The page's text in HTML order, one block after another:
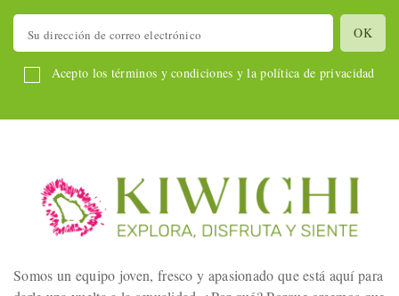
Acepto los términos y condiciones y la política de privacidad
Somos un equipo joven, fresco y apasionado que está aquí para